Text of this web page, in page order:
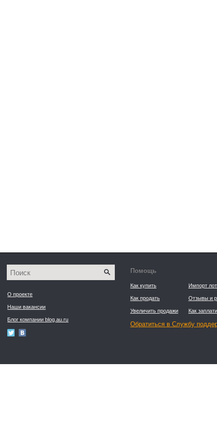
О проекте
Наши вакансии
Блог компании blog.au.ru
Помощь
Как купить
Как продать
Увеличить продажи
Импорт
Отзывы и
Как
Обратиться в Службу